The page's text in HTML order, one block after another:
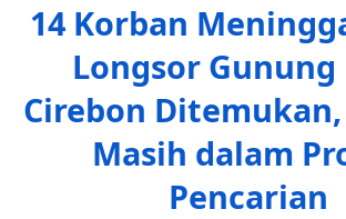
14 Korban
Longsor Gunung
Cirebon Ditemukan,
Masih dalam
Pencarian